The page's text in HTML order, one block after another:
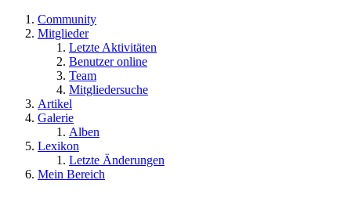
Community
Mitglieder
Letzte Aktivitäten
Benutzer online
Team
Mitgliedersuche
Artikel
Galerie
Alben
Lexikon
Letzte Änderungen
Mein Bereich